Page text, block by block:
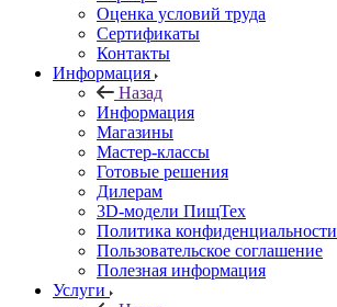
Оценка условий труда
Сертификаты
Контакты
Информация
Назад
Информация
Магазины
Мастер-классы
Готовые решения
Дилерам
3D-модели ПищТех
Политика конфиденциальности
Пользовательское соглашение
Полезная информация
Услуги